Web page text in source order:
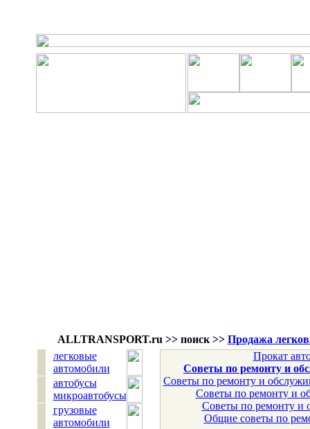
ALLTRANSPORT.ru >> поиск >> Продажа
легковые
автомобили
автобусы
микроавтобусы
грузовые
автомобили
Прокат
Советы по ремонту и
Советы по ремонту и
Советы по ремонту и
Советы по ремонту и
Общие советы по